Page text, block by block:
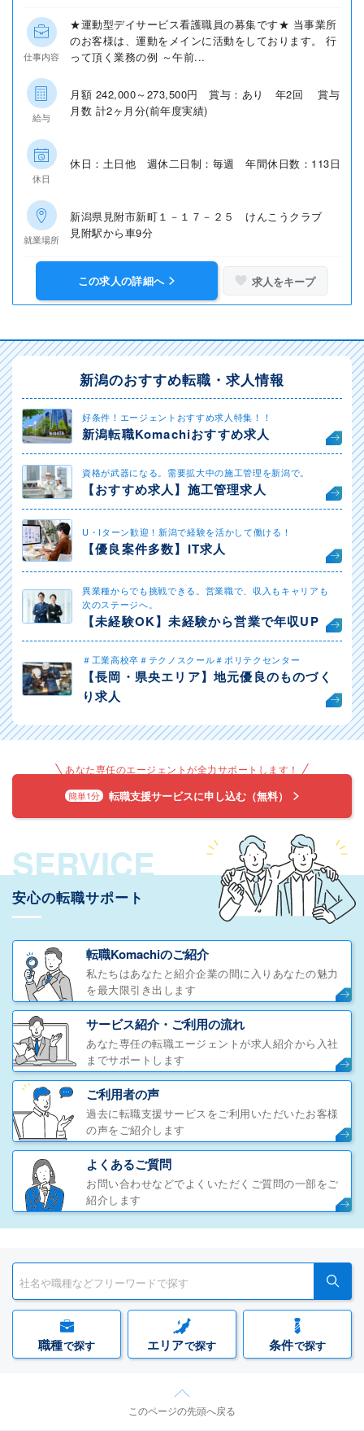
仕事内容
★運動型デイサービス看護職員の募集です★ 当事業所
のお客様は、運動をメインに活動をしております。 行
って頂く業務の例 ～午前...
給与
月額 242,000～273,500円 賞与：あり 年2回 賞与
月数 計2ヶ月分(前年度実績)
休日
休日：土日他 週休二日制：毎週 年間休日数：113日
就業場所
新潟県見附市新町１－１７－２５ けんこうクラブ
見附駅から車9分
この求人の詳細へ 求人をキープ
新潟のおすすめ転職・求人情報
好条件！エージェントおすすめ求人特集！！
新潟転職Komachiおすすめ求人
資格が武器になる。需要拡大中の施工管理を新潟で。
【おすすめ求人】施工管理求人
U・Iターン歓迎！新潟で経験を活かして働ける！
【優良案件多数】IT求人
異業種からでも挑戦できる。営業職で、収入もキャリアも
次のステージへ。
【未経験OK】未経験から営業で年収UP
＃工業高校卒＃テクノスクール＃ポリテクセンター
【長岡・県央エリア】地元優良のものづく
り求人
あなた専任のエージェントが全力サポートします！
簡単1分 転職支援サービスに申し込む（無料）
SERVICE
安心の転職サポート
転職Komachiのご紹介
私たちはあなたと紹介企業の間に入りあなたの魅力
を最大限引き出します
サービス紹介・ご利用の流れ
あなた専任の転職エージェントが求人紹介から入社
までサポートします
ご利用者の声
過去に転職支援サービスをご利用いただいたお客様
の声をご紹介します
よくあるご質問
お問い合わせなどでよくいただくご質問の一部をご
紹介します
職種で探す エリアで探す 条件で探す
このページの先頭へ戻る